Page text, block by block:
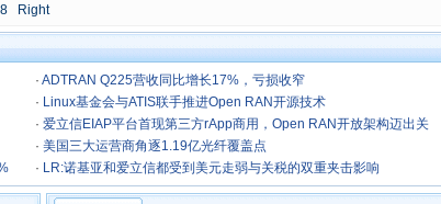
Right
· ADTRAN Q225营收同比增长17%，亏损收窄
· Linux基金会与ATIS联手推进Open RAN开源技术
· 爱立信EIAP平台首现第三方rApp商用，Open RAN开放架构迈出关
键一步
· 美国三大运营商角逐1.19亿光纤覆盖点
· LR:诺基亚和爱立信都受到美元走弱与关税的双重夹击影响